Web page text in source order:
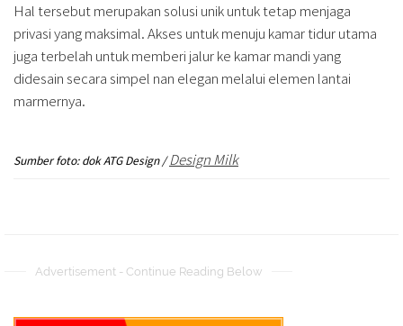
Hal tersebut merupakan solusi unik untuk tetap menjaga
privasi yang maksimal. Akses untuk menuju kamar tidur utama
juga terbelah untuk memberi jalur ke kamar mandi yang
didesain secara simpel nan elegan melalui elemen lantai
marmernya.
Sumber foto: dok ATG Design /Design Milk
Advertisement - Continue Reading Below